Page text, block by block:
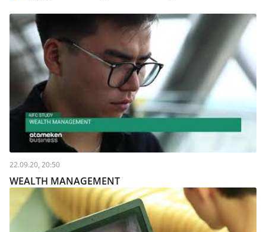
22.09.20, 20:50
WEALTH MANAGEMENT